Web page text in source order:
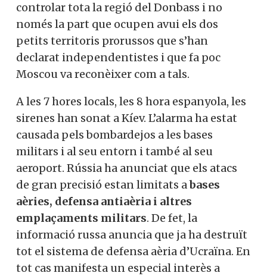
controlar tota la regió del Donbass i no
només la part que ocupen avui els dos
petits territoris prorussos que s’han
declarat independentistes i que fa poc
Moscou va reconèixer com a tals.
A les 7 hores locals, les 8 hora espanyola, les
sirenes han sonat a Kíev. L’alarma ha estat
causada pels bombardejos a les bases
militars i al seu entorn i també al seu
aeroport. Rússia ha anunciat que els atacs
de gran precisió estan limitats abases
aèries, defensa antiaèria i altres
emplaçaments militars. De fet, la
informació russa anuncia que ja ha destruït
tot el sistema de defensa aèria d’Ucraïna. En
tot cas manifesta un especial interès a